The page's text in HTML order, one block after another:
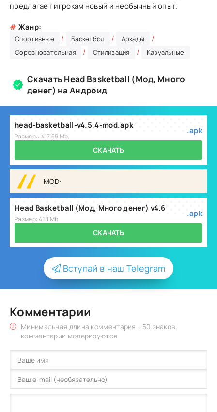
предлагает игрокам новый и необычный опыт.
# Жанр:
Спортивные / Баскетбол / Аркады /
Соревновательная / Стилизация / Казуальные
Скачать Head Basketball (Мод, Много
денег) на Андроид
head-basketball-v4.5.4-mod.apk
Размер:: 417.59 Mb,
.apk
СКАЧАТЬ
MOD:
Head Basketball (Мод, Много денег) v4.6
Размер: 418 Mb
.apk
СКАЧАТЬ
Вступай в наш Telegram
Комментарии
Минимальная длина комментария - 50 знаков.
комментарии модерируются